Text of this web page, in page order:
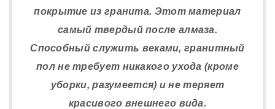
покрытие из гранита. Этот материал
самый твердый после алмаза.
Способный служить веками, гранитный
пол не требует никакого ухода (кроме
уборки, разумеется) и не теряет
красивого внешнего вида.